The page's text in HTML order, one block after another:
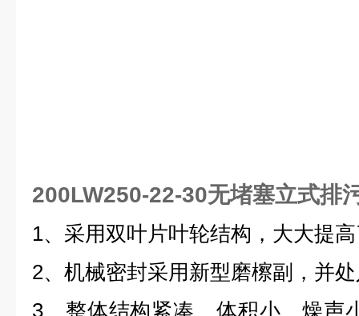
200LW250-22-30无堵塞立式排
1、采用双叶片叶轮结构，大大提
2、机械密封采用新型磨檫副，并
3、整体结构紧凑、体积小、燥声